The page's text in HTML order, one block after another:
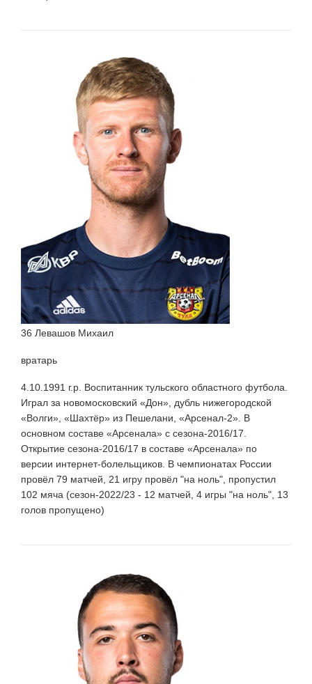
36 Левашов Михаил
вратарь
4.10.1991 г.р. Воспитанник тульского областного футбола.
Играл за новомосковский «Дон», дубль нижегородской
«Волги», «Шахтёр» из Пешелани, «Арсенал-2». В
основном составе «Арсенала» с сезона-2016/17.
Открытие сезона-2016/17 в составе «Арсенала» по
версии интернет-болельщиков. В чемпионатах России
провёл 79 матчей, 21 игру провёл "на ноль", пропустил
102 мяча (сезон-2022/23 - 12 матчей, 4 игры "на ноль", 13
голов пропущено)